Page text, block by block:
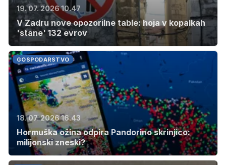
19. 07. 2026 10.47
V Zadru nove opozorilne table: hoja v kopalkah
'stane' 132 evrov
GOSPODARSTVO
18. 07. 2026 16.43
Hormuška ožina odpira Pandorino skrinjico:
milijonski zneski?